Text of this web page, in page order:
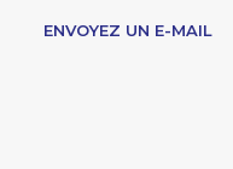
ENVOYEZ UN E-MAIL